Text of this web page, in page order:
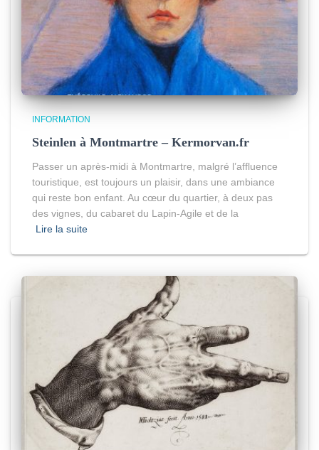
INFORMATION
Steinlen à Montmartre – Kermorvan.fr
Passer un après-midi à Montmartre, malgré l’affluence
touristique, est toujours un plaisir, dans une ambiance
qui reste bon enfant. Au cœur du quartier, à deux pas
des vignes, du cabaret du Lapin-Agile et de la
Lire la suite